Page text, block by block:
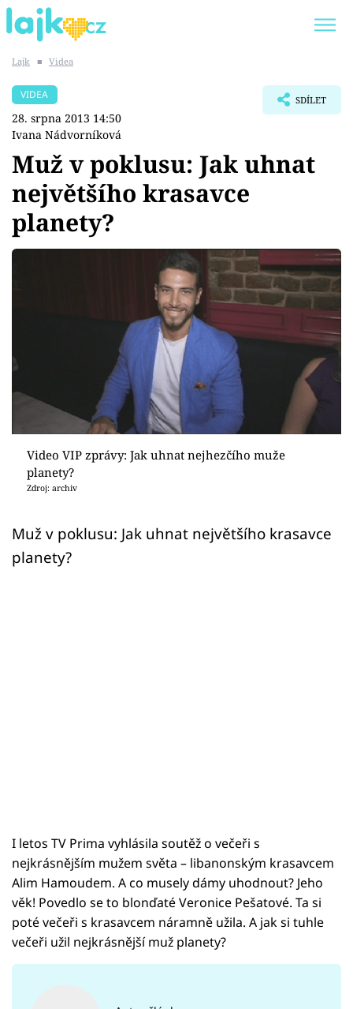
SHOPAHOLICADEL
Témata
Showbyznys
Videa
Sledujte prima+
Přihlášení
Sledujte nás
Lajk ■ Videa
VIDEA
28. srpna 2013 14:50
Ivana Nádvorníková
SDÍLET
Muž v poklusu: Jak uhnat
největšího krasavce
planety?
Video VIP zprávy: Jak uhnat nejhezčího muže
planety?
Zdroj: archiv
Muž v poklusu: Jak uhnat největšího krasavce
planety?
I letos TV Prima vyhlásila soutěž o večeři s
nejkrásnějším mužem světa – libanonským krasavcem
Alim Hamoudem. A co musely dámy uhodnout? Jeho
věk! Povedlo se to blonďaté Veronice Pešatové. Ta si
poté večeři s krasavcem náramně užila. A jak si tuhle
večeři užil nejkrásnější muž planety?